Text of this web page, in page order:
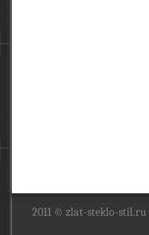
2011 © zlat-steklo-stil.ru